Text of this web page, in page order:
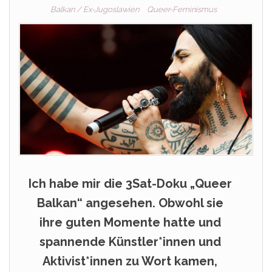
Balkan / Ex-Jugoslawien Queer-Feminismus
Ich habe mir die 3Sat-Doku „Queer
Balkan“ angesehen. Obwohl sie
ihre guten Momente hatte und
spannende Künstler*innen und
Aktivist*innen zu Wort kamen,